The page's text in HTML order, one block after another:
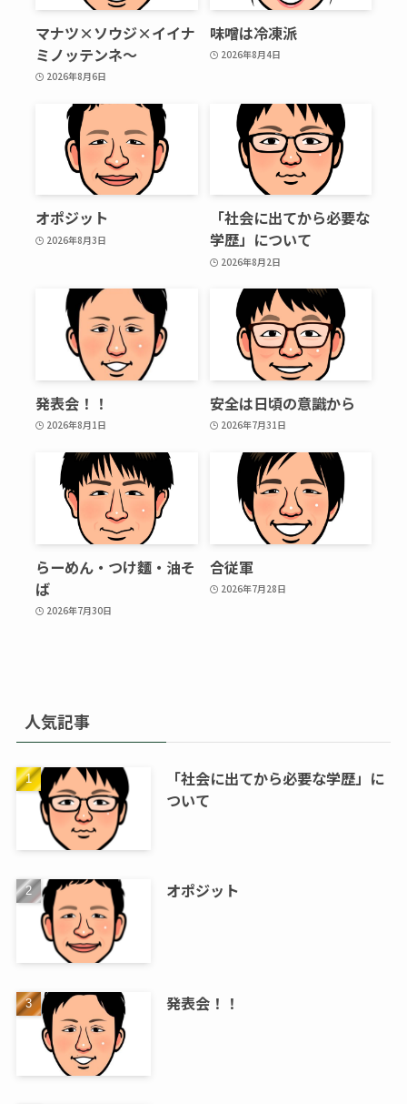
マナツ×ソウジ×イイナ
ミノッテンネ～
2026年8月6日
味噌は冷凍派
2026年8月4日
オポジット
2026年8月3日
「社会に出てから必要な
学歴」について
2026年8月2日
発表会！！
2026年8月1日
安全は日頃の意識から
2026年7月31日
らーめん・つけ麵・油そ
ば
2026年7月30日
合従軍
2026年7月28日
人気記事
「社会に出てから必要な学歴」に
ついて
オポジット
発表会！！